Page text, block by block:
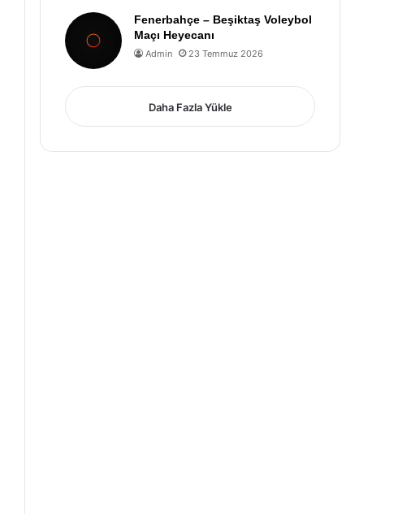
Fenerbahçe – Beşiktaş Voleybol
Maçı Heyecanı
Admin 23 Temmuz 2026
Daha Fazla Yükle